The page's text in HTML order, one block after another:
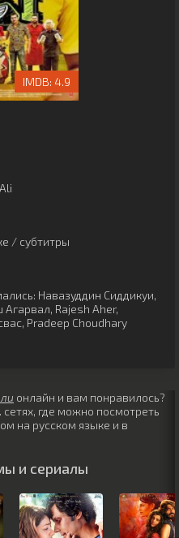
4.9
/ субтитры
Навазуддин Сиддикуи,
Агарвал, Rajesh Aher,
, Pradeep Choudhary
онлайн и вам понравилось?
сетях, где можно посмотреть
на русском языке и в
и сериалы